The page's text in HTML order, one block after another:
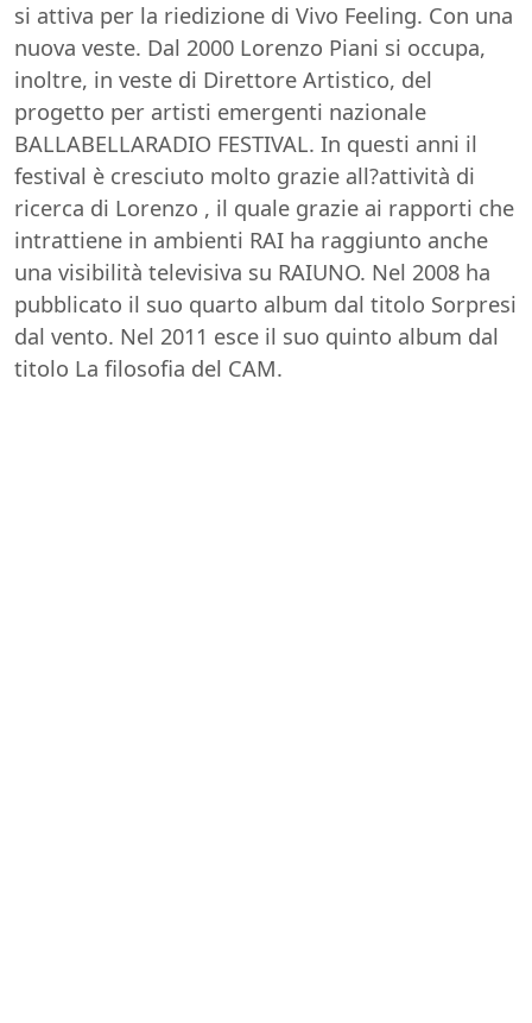
si attiva per la riedizione di Vivo Feeling. Con una
nuova veste. Dal 2000 Lorenzo Piani si occupa,
inoltre, in veste di Direttore Artistico, del
progetto per artisti emergenti nazionale
BALLABELLARADIO FESTIVAL. In questi anni il
festival è cresciuto molto grazie all?attività di
ricerca di Lorenzo , il quale grazie ai rapporti che
intrattiene in ambienti RAI ha raggiunto anche
una visibilità televisiva su RAIUNO. Nel 2008 ha
pubblicato il suo quarto album dal titolo Sorpresi
dal vento. Nel 2011 esce il suo quinto album dal
titolo La filosofia del CAM.